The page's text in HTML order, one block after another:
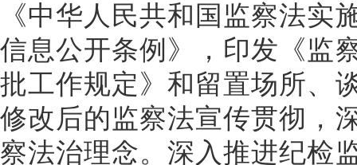
《中华人民共和国监察法实
信息公开条例》，印发《监
批工作规定》和留置场所、
修改后的监察法宣传贯彻，
察法治理念。深入推进纪检